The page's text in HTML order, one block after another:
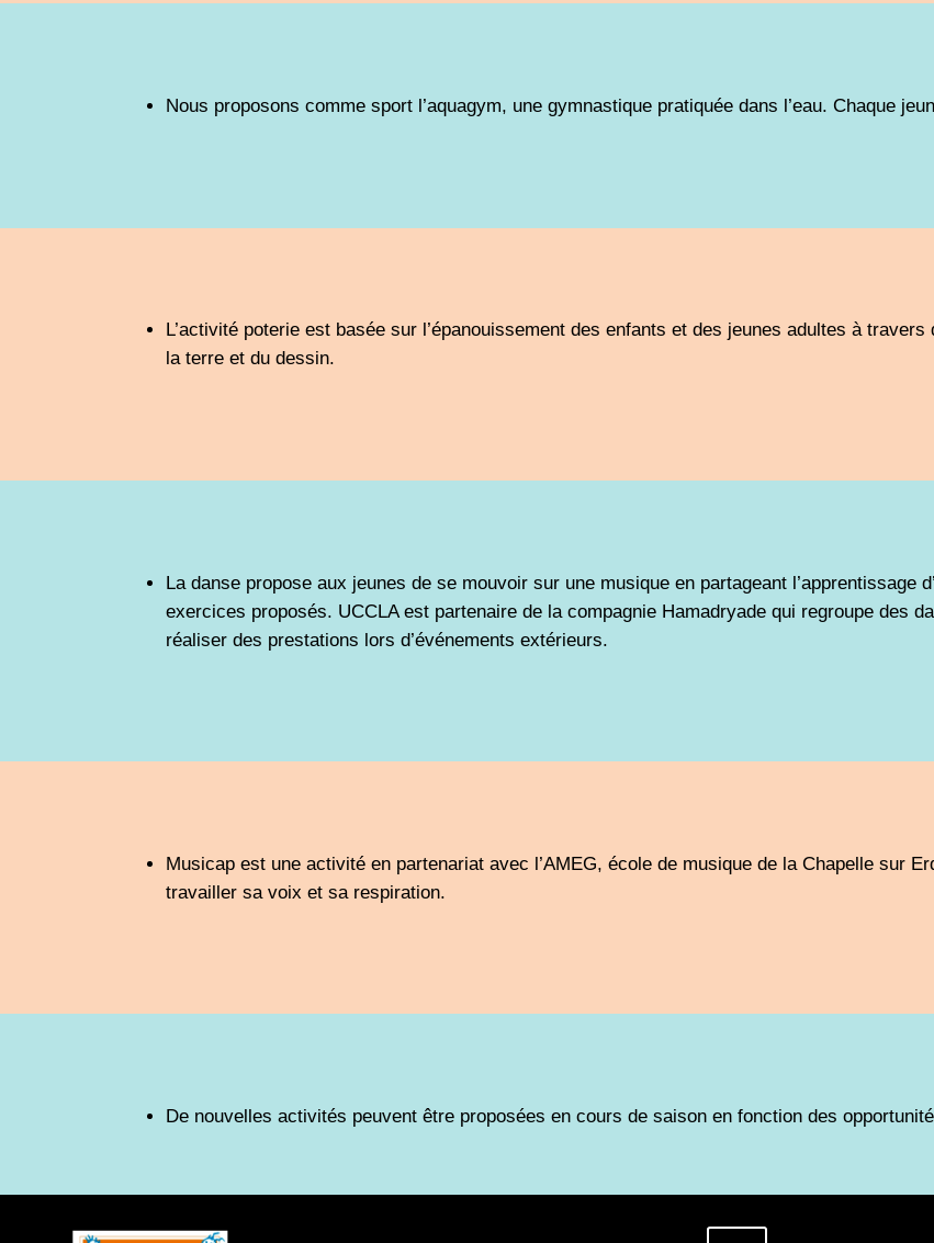
Nous proposons comme sport l’aquagym, une gymnastique pratiquée dans l’eau. Chaque
L’activité poterie est basée sur l’épanouissement desenfants et des jeunes adultes à travers
la terre et du dessin.
La danse proposeaux jeunes de se mouvoir sur une musique en partageant l’apprentissage
exercices proposés. UCCLA est partenaire de la compagnie Hamadryade qui regroupe des
réaliser des prestations lors d’événements extérieurs.
Musicap est une activité en partenariat avec l’AMEG, école de musique de la Chapelle sur
travailler sa voix et sa respiration.
De nouvelles activités peuvent être proposées en cours de saison en fonction des